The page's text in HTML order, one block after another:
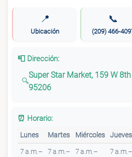
📍
Ubicación
📞
(209) 466-
📮 Dirección:
Super Star Market, 159 W
95206
⏰ Horario:
Lunes Martes Miércoles Jueves
7 a.m.–
7 a.m.–
7 a.m.–
7 a.m.–